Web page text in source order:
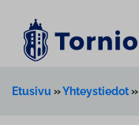
sisältöön
Etusivu »Yhteystiedot»